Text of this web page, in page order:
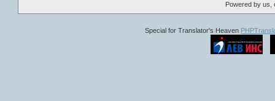
Powered by us,
Special for Translator's Heaven